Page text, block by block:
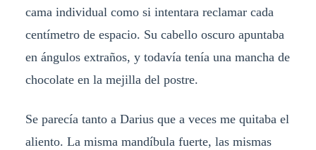
cama individual como si intentara reclamar cada
centímetro de espacio. Su cabello oscuro apuntaba
en ángulos extraños, y todavía tenía una mancha de
chocolate en la mejilla del postre.
Se parecía tanto a Darius que a veces me quitaba el
aliento. La misma mandíbula fuerte, las mismas